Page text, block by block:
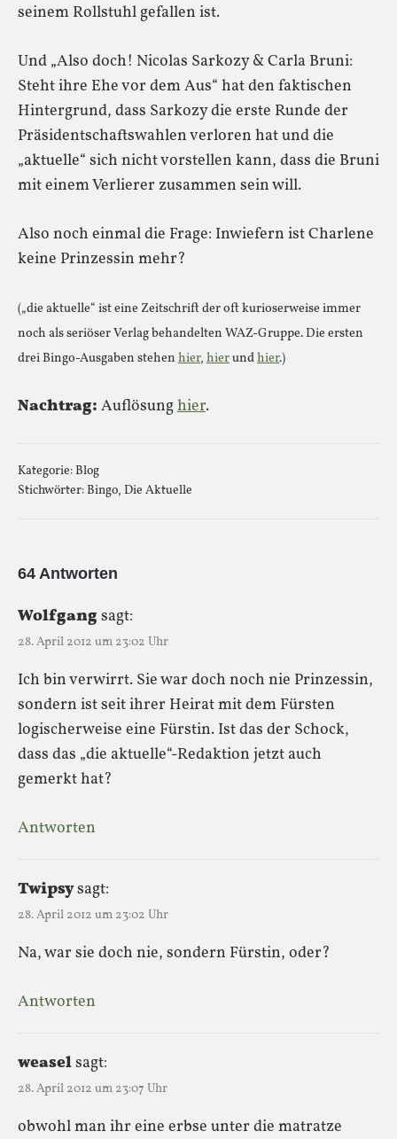
seinem Rollstuhl gefallen ist.
Und „Also doch! Nicolas Sarkozy & Carla Bruni:
Steht ihre Ehe vor dem Aus“ hat den faktischen
Hintergrund, dass Sarkozy die erste Runde der
Präsidentschaftswahlen verloren hat und die
„aktuelle“ sich nicht vorstellen kann, dass die Bruni
mit einem Verlierer zusammen sein will.
Also noch einmal die Frage: Inwiefern ist Charlene
keine Prinzessin mehr?
(„die aktuelle“ ist eine Zeitschrift der oft kurioserweise immer
noch als seriöser Verlag behandelten WAZ-Gruppe. Die ersten
drei Bingo-Ausgaben stehen hier, hierundhier.)
Nachtrag: Auflösunghier.
Kategorie:Blog
Stichwörter:Bingo, Die Aktuelle
64 Antworten
Wolfgangsagt:
28. April 2012 um 23:02 Uhr
Ich bin verwirrt. Sie war doch noch nie Prinzessin,
sondern ist seit ihrer Heirat mit dem Fürsten
logischerweise eine Fürstin. Ist das der Schock,
dass das „die aktuelle“-Redaktion jetzt auch
gemerkt hat?
Antworten
Twipsysagt:
28. April 2012 um 23:02 Uhr
Na, war sie doch nie, sondern Fürstin, oder?
Antworten
weaselsagt:
28. April 2012 um 23:07 Uhr
obwohl man ihr eine erbse unter die matratze